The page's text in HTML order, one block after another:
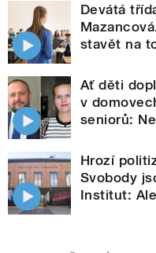
Devátá
stavět na
Ať děti
v
seniorů:
Hrozí
Svobody
Institut: